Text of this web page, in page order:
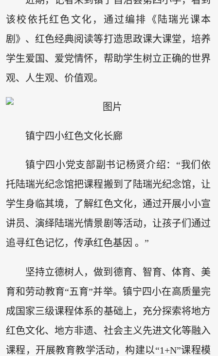
该校依托红色文化，通过编排《陆瑞光课本
剧》、红色经典阅读等打造思政课大课堂，培养
学生爱国、爱党情怀，帮助学生树立正确的世界
观、人生观、价值观。
镇宁四小红色文化长廊
镇宁四小党支部副书记杨贤介绍：“我们依
托陆瑞光纪念馆把课程搬到了陆瑞光纪念馆，让
学生身临其境，了解红色文化，通过开展小小宣
讲员、演绎陆瑞光情景剧等活动，让孩子们通过
追寻红色记忆，传承红色基因 。”
坚持立德树人，做到德育、智育、体育、美
育和劳动教育“五育”并举。镇宁四小在高质量完
成国家三级课程体系的基础上，充分探索将地方
红色文化、地方非遗、社会主义先进文化等融入
课程，开展教育教学活动，构建以“1+N”课程模